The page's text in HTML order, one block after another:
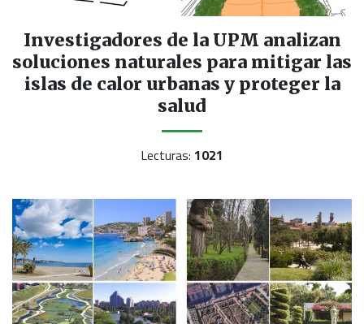
Investigadores de la UPM analizan
soluciones naturales para mitigar las
islas de calor urbanas y proteger la
salud
Lecturas: 1021